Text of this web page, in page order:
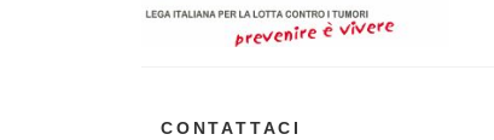
CONTATTACI